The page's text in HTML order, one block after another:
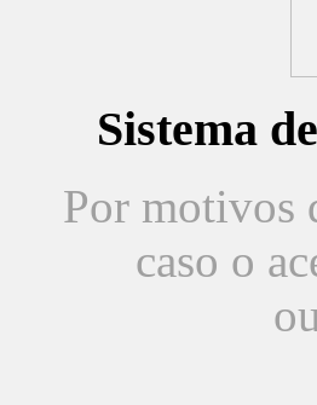
Sistema
Por motivos
caso o